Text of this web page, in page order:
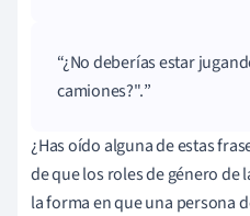
¿No deberías estar
camiones?".
¿Has oído alguna de estas
de que los roles de género
la forma en que una persona